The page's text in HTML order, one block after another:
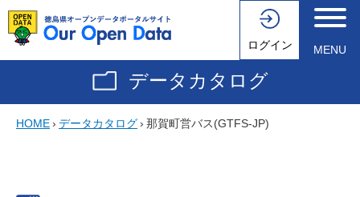
ログイン MENU
データカタログ
HOME› データカタログ› 那賀町営バス(GTFS-JP)